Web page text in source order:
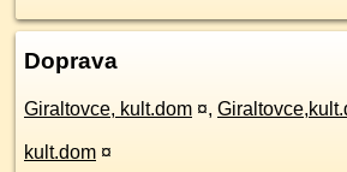
Doprava
Giraltovce, kult.dom ¤,
kult.dom ¤